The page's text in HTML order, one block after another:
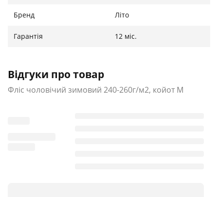
колір Койот, підійде до форми ЗСУ
Бренд Літо
Гарантія 12 міс.
Відгуки про товар
Фліс чоловічий зимовий 240-260г/м2, койот M